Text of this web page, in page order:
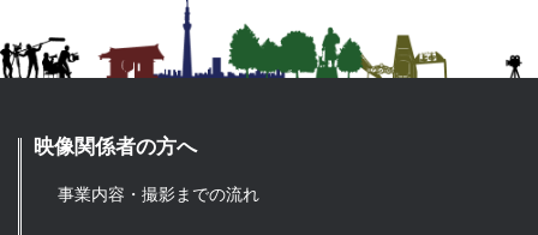
映像関係者の方へ
事業内容・撮影までの流れ